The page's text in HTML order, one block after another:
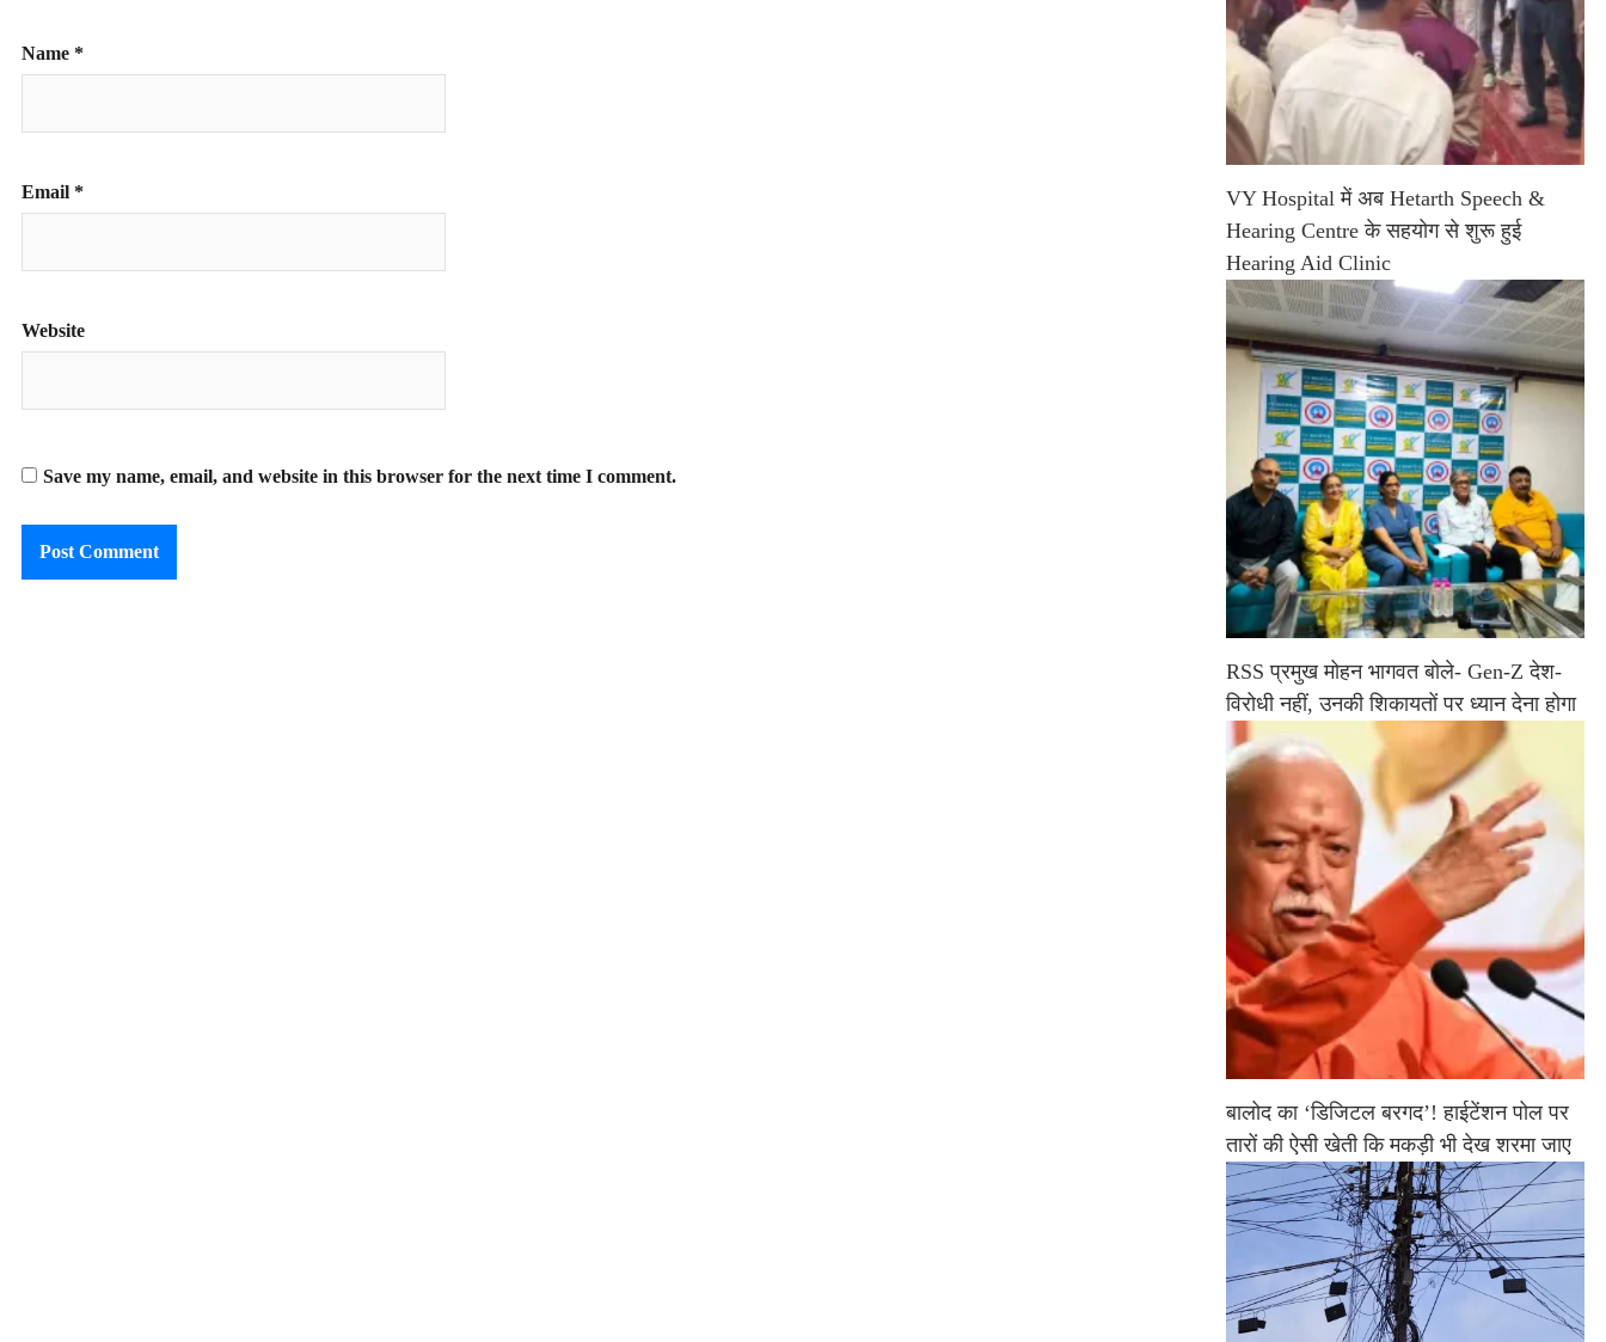
Name *
Email *
Website
Save my name, email, and website in this browser for the next time I comment.
VY Hospital में अब Hetarth Speech &
Hearing Centre के सहयोग से शुरू हुई
Hearing Aid Clinic
RSS प्रमुख मोहन भागवत बोले- Gen-Z देश-
विरोधी नहीं, उनकी शिकायतों पर ध्यान देना होगा
बालोद का ‘डिजिटल बरगद’! हाईटेंशन पोल पर
तारों की ऐसी खेती कि मकड़ी भी देख शरमा जाए